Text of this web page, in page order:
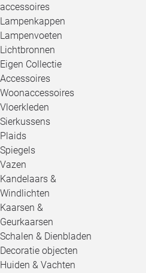
accessoires
Lampenkappen
Lampenvoeten
Lichtbronnen
Eigen Collectie
Accessoires
Woonaccessoires
Vloerkleden
Sierkussens
Plaids
Spiegels
Vazen
Kandelaars &
Windlichten
Kaarsen &
Geurkaarsen
Schalen & Dienbladen
Decoratie objecten
Huiden & Vachten